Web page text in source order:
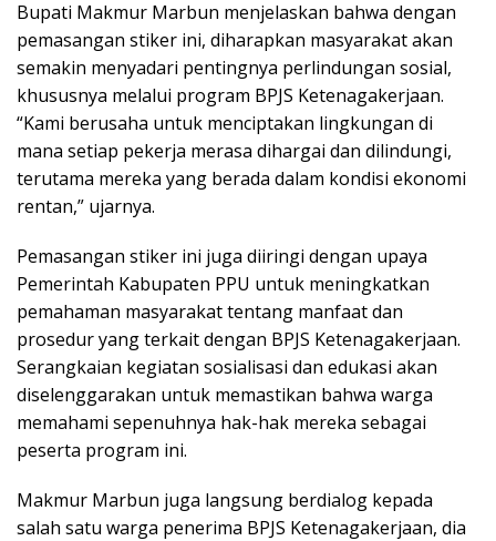
Bupati Makmur Marbun menjelaskan bahwa dengan
pemasangan stiker ini, diharapkan masyarakat akan
semakin menyadari pentingnya perlindungan sosial,
khususnya melalui program BPJS Ketenagakerjaan.
“Kami berusaha untuk menciptakan lingkungan di
mana setiap pekerja merasa dihargai dan dilindungi,
terutama mereka yang berada dalam kondisi ekonomi
rentan,” ujarnya.
Pemasangan stiker ini juga diiringi dengan upaya
Pemerintah Kabupaten PPU untuk meningkatkan
pemahaman masyarakat tentang manfaat dan
prosedur yang terkait dengan BPJS Ketenagakerjaan.
Serangkaian kegiatan sosialisasi dan edukasi akan
diselenggarakan untuk memastikan bahwa warga
memahami sepenuhnya hak-hak mereka sebagai
peserta program ini.
Makmur Marbun juga langsung berdialog kepada
salah satu warga penerima BPJS Ketenagakerjaan, dia